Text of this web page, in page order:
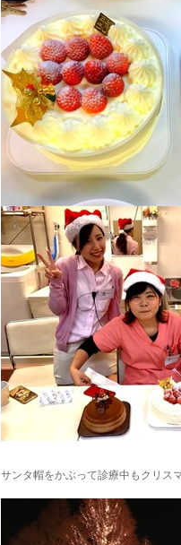
サンタ帽をかぶって診療中もクリス